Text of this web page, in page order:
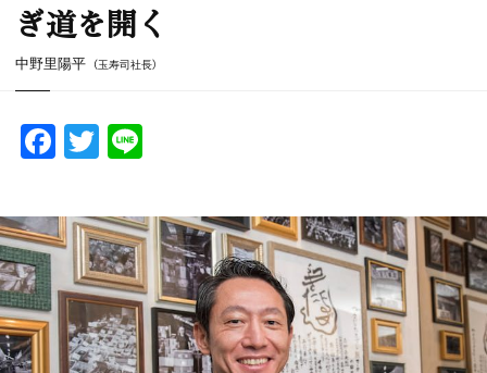
ぎ道を開く
中野里陽平 （玉寿司社長）
F
a
c
e
b
o
o
T
w
itt
er
e